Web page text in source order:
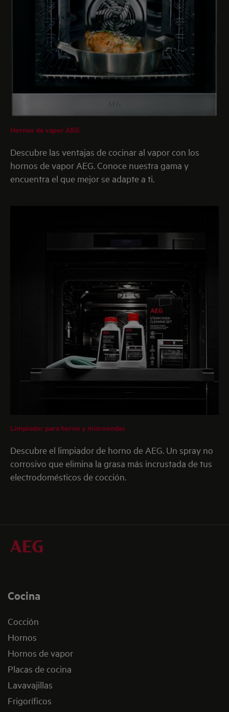
Hornos de vapor AEG
Descubre las ventajas de cocinar al vapor con los
hornos de vapor AEG. Conoce nuestra gama y
encuentra el que mejor se adapte a ti.
Limpiador para horno y microondas
Descubre el limpiador de horno de AEG. Un spray no
corrosivo que elimina la grasa más incrustada de tus
electrodomésticos de cocción.
Cocina
Cocción
Hornos
Hornos de vapor
Placas de cocina
Lavavajillas
Frigoríficos